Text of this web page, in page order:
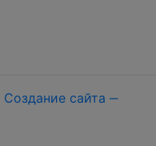
Создание сайта ‒